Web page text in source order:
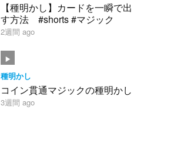
【種明かし】カードを一瞬で出
す方法 #shorts #マジック
2週間 ago
種明かし
コイン貫通マジックの種明かし
3週間 ago